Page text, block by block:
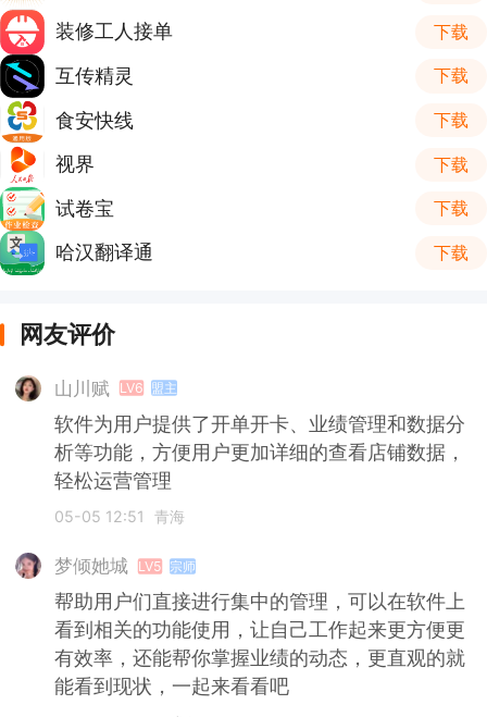
装修工人接单 下载
互传精灵 下载
食安快线 下载
视界 下载
试卷宝 下载
哈汉翻译通 下载
网友评价
山川赋 LV6 盟主
软件为用户提供了开单开卡、业绩管理和数据分
析等功能，方便用户更加详细的查看店铺数据，
轻松运营管理
05-05 12:51 青海
梦倾她城 LV5 宗师
帮助用户们直接进行集中的管理，可以在软件上
看到相关的功能使用，让自己工作起来更方便更
有效率，还能帮你掌握业绩的动态，更直观的就
能看到现状，一起来看看吧